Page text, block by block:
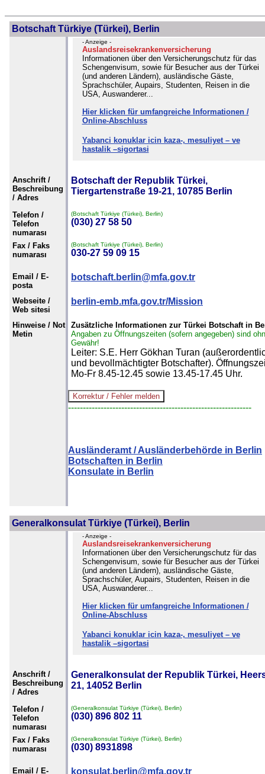
Botschaft Türkiye (Türkei), Berlin
- Anzeige -
Auslandsreisekrankenversicherung
Informationen über den Versicherungschutz für das
Schengenvisum, sowie für Besucher aus der Türkei
(und anderen Ländern), ausländische Gäste,
Sprachschüler, Aupairs, Studenten, Reisen in die
USA, Auswanderer...
Hier klicken für umfangreiche Informationen /
Online-Abschluss
Yabanci konuklar icin kaza-, mesuliyet – ve
hastalik –sigortasi
Anschrift /
Beschreibung
/ Adres
Botschaft der Republik Türkei,
Tiergartenstraße 19-21, 10785 Berlin
Telefon /
Telefon
numarası
(Botschaft Türkiye (Türkei), Berlin)
(030) 27 58 50
Fax / Faks
numarası
(Botschaft Türkiye (Türkei), Berlin)
030-27 59 09 15
Email / E-
posta
botschaft.berlin@mfa.gov.tr
Webseite /
Web sitesi
berlin-emb.mfa.gov.tr/Mission
Hinweise / Not
Metin
Zusätzliche Informationen zur Türkei Botschaft in
Angaben zu Öffnungszeiten (sofern angegeben) sind
Gewähr!
Leiter: S.E. Herr Gökhan Turan
und bevollmächtigter Botschafter).
Mo-Fr 8.45-12.45 sowie 13.45-17.45 Uhr.
--------------------------------------------------------------
Ausländeramt / Ausländerbehörde in Berlin
Botschaften in Berlin
Konsulate in Berlin
Generalkonsulat Türkiye (Türkei), Berlin
- Anzeige -
Auslandsreisekrankenversicherung
Informationen über den Versicherungschutz für das
Schengenvisum, sowie für Besucher aus der Türkei
(und anderen Ländern), ausländische Gäste,
Sprachschüler, Aupairs, Studenten, Reisen in die
USA, Auswanderer...
Hier klicken für umfangreiche Informationen /
Online-Abschluss
Yabanci konuklar icin kaza-, mesuliyet – ve
hastalik –sigortasi
Anschrift /
Beschreibung
/ Adres
Generalkonsulat der Republik Türkei,
21, 14052 Berlin
Telefon /
Telefon
numarası
(Generalkonsulat Türkiye (Türkei), Berlin)
(030) 896 802 11
Fax / Faks
numarası
(Generalkonsulat Türkiye (Türkei), Berlin)
(030) 8931898
Email / E-
konsulat.berlin@mfa.gov.tr